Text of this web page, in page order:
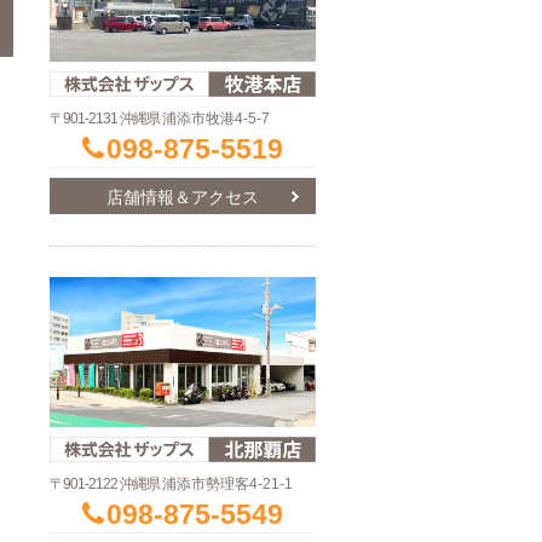
〒901-2131 沖縄県浦添市牧港4-5-7
098-875-5519
店舗情報＆アクセス
〒901-2122 沖縄県浦添市勢理客4-21-1
098-875-5549